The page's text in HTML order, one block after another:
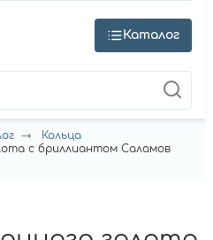
Каталог
Кольца
с бриллиантом Саламов